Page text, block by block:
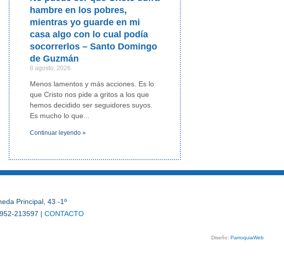
hambre en los pobres,
mientras yo guarde en mi
casa algo con lo cual podía
socorrerlos – Santo Domingo
de Guzmán
8 agosto, 2026
Menos lamentos y más acciones. Es lo
que Cristo nos pide a gritos a los que
hemos decidido ser seguidores suyos.
Es mucho lo que
Continuar leyendo »
Principal, 43 -1º
213597 | CONTACTO
Diseño: ParroquiaWeb